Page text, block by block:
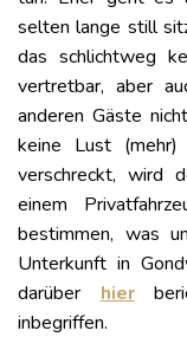
selten lange still
das schlichtweg
vertretbar, aber
anderen Gäste
keine Lust
verschreckt, wird
einem
bestimmen, was
Unterkunft in
darüber hier
inbegriffen.